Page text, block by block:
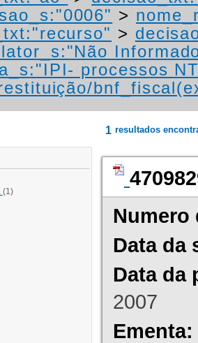
>
>
processos
(1)
1 resultados
Numero
Data da
Data da
2007
Ementa: